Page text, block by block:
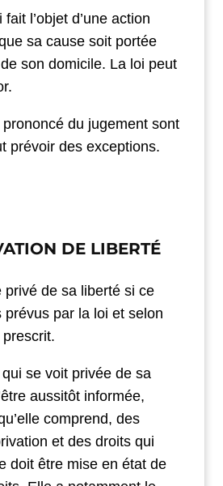
l’objet d’une action
sa cause soit portée
son domicile. La loi peut
prononcé du jugement sont
prévoir des exceptions.
DE LIBERTÉ
privé de sa liberté si ce
prévus par la loi et selon
prescrit.
se voit privée de sa
aussitôt informée,
comprend, des
et des droits qui
doit être mise en état de